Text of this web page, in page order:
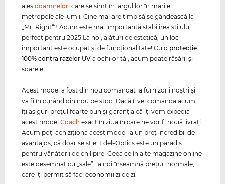
alesdoamnelor, care se simt în largul lor în marile
metropole ale lumii. Cine mai are timp să se gândească la
„Mr. Right“? Acum este mai importantă stabilirea stilului
perfect pentru 2025!La noi, alături de estetică, un loc
important este ocupat şi de funcţionalitate! Cu o protecţie
100% contra razelor UV a ochilor tăi, acum poate răsării şi
soarele.
Acest model a fost din nou comandat la furnizorii noştri şi
va fi în curând din nou pe stoc. Dacă îi vei comanda acum,
îţi asiguri preţul foarte bun şi garanţia că îţi vom expedia
acest modelCoach exact în ziua în care ne vor fi nouă livraţi.
Acum poţi achiziţiona acest model la un preţ incredibil de
avantajos, că doar se ştie: Edel-Optics este un paradis
pentru vânătorii de chilipire! Ceea ce în alte magazine online
este desemnat cu „sale”, la noi înseamnă preţuri normale,
care îţi permit să faci economii zi de zi.